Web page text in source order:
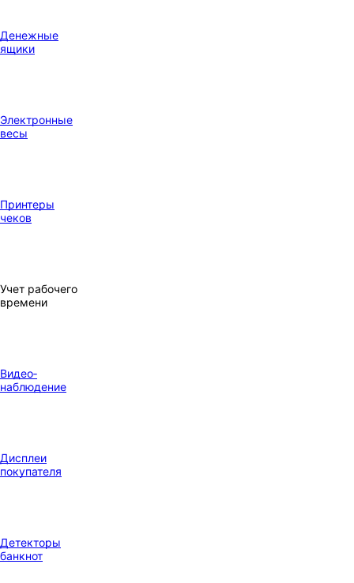
Денежные
ящики
Электронные
весы
Принтеры
чеков
Учет рабочего
времени
Видео‑
наблюдение
Дисплеи
покупателя
Детекторы
банкнот